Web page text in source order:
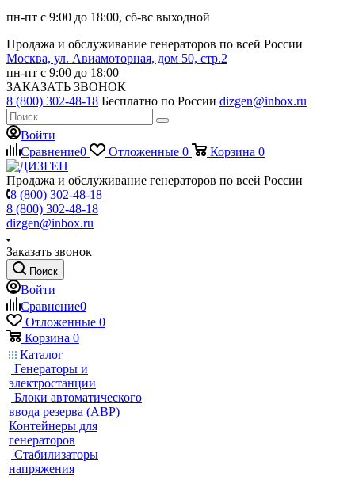
пн-пт с 9:00 до 18:00, сб-вс выходной
Продажа и обслуживание генераторов по всей России
Москва, ул. Авиамоторная, дом 50, стр.2
пн-пт с 9:00 до 18:00
ЗАКАЗАТЬ ЗВОНОК
8 (800) 302-48-18 Бесплатно по России dizgen@inbox.ru
Войти
Сравнение0 Отложенные 0 Корзина 0
Продажа и обслуживание генераторов по всей России
8 (800) 302-48-18
8 (800) 302-48-18
dizgen@inbox.ru
Заказать звонок
Поиск
Войти
Сравнение0
Отложенные 0
Корзина 0
Каталог
Генераторы и
электростанции
Блоки автоматического
ввода резерва (АВР)
Контейнеры для
генераторов
Стабилизаторы
напряжения